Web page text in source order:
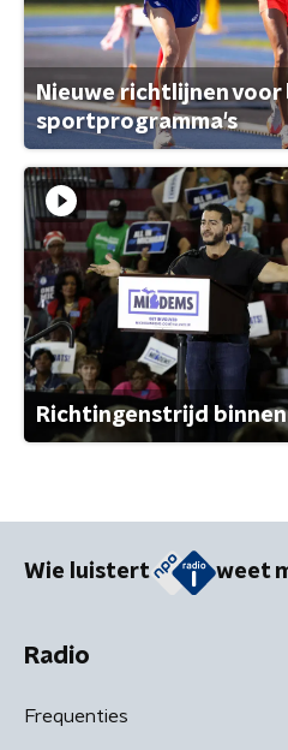
Nieuwe richtlijnen voor
sportprogramma's
Richtingenstrijd
Wie luistert weet
Radio
Frequenties